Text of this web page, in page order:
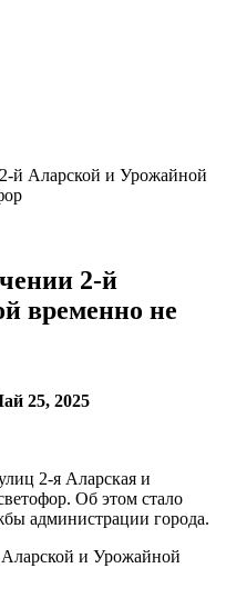
й Аларской и Урожайной
2-й
временно не
25, 2025
2-я Аларская и
Об этом стало
администрации города.